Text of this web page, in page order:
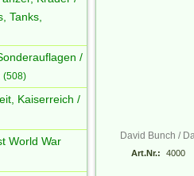
Tanks,
/
(508)
Kaiserreich /
World War David Bunch /
Art.Nr.: 4000